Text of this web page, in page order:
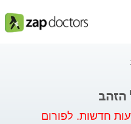
הזהב
חדשות. לפורום